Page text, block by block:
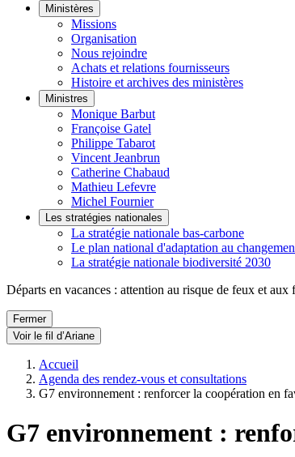
Ministères
Missions
Organisation
Nous rejoindre
Achats et relations fournisseurs
Histoire et archives des ministères
Ministres
Monique Barbut
Françoise Gatel
Philippe Tabarot
Vincent Jeanbrun
Catherine Chabaud
Mathieu Lefevre
Michel Fournier
Les stratégies nationales
La stratégie nationale bas-carbone
Le plan national d'adaptation au
La stratégie nationale biodiversité 2030
Départs en vacances : attention au risque de feux et aux
Fermer
Voir le fil d’Ariane
Accueil
Agenda des rendez-vous et consultations
G7 environnement : renforcer la coopération en
G7 environnement :